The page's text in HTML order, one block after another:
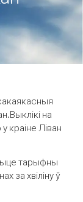
Выклікі на
краіне Ліван
тарыфны
за хвіліну ў